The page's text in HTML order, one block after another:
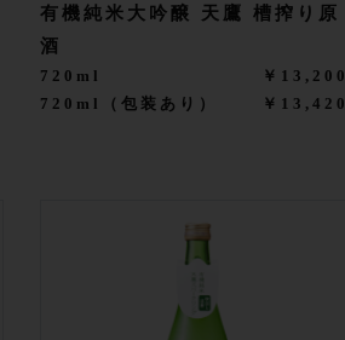
有機純米大吟醸 天鷹 槽搾り原
酒
720ml
￥13,200
720ml（包装あり）
￥13,420